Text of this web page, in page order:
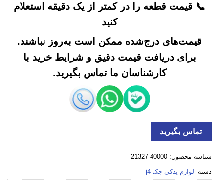
📞 قیمت قطعه را در کمتر از یک دقیقه استعلام
کنید
قیمت‌های درج‌شده ممکن است به‌روز نباشند.
برای دریافت قیمت دقیق و شرایط خرید با
کارشناسان ما تماس بگیرید.
تماس بگیرید
شناسه محصول: 40000-21327
دسته: لوازم یدکی جک j4